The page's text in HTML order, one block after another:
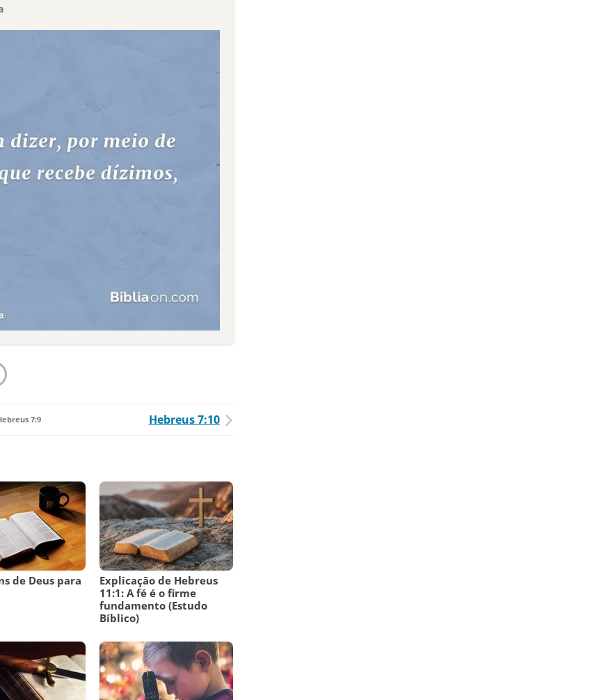
7:9 Hebreus 7:10
de Deus para
Explicação de Hebreus
11:1: A fé é o firme
fundamento (Estudo
Bíblico)